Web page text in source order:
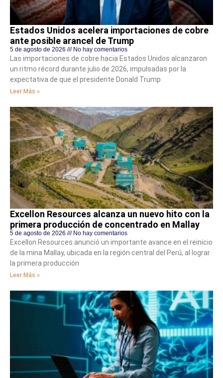
Estados Unidos acelera importaciones de cobre
ante posible arancel de Trump
5 de agosto de 2026 No hay comentarios
Las importaciones de cobre hacia Estados Unidos alcanzaron
un ritmo récord durante julio de 2026, impulsadas por la
expectativa de que el presidente Donald Trump
Leer Más »
Excellon Resources alcanza un nuevo hito con la
primera producción de concentrado en Mallay
5 de agosto de 2026 No hay comentarios
Excellon Resources anunció un importante avance en el reinicio
de la mina Mallay, ubicada en la región central del Perú, al lograr
la primera producción
Leer Más »